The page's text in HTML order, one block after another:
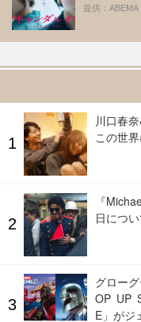
提供：ABEMA
川口春
この世
『
日につ
グロー
OP UP
E」がジ